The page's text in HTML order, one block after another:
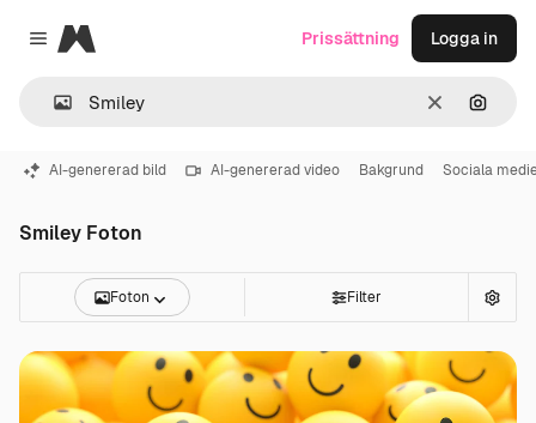
Close menu
Magnific
RensaSök
Prissättning Logga in
AI-genererad bild AI-genererad video Bakgrund Sociala
Smiley Foton
Foton Filter